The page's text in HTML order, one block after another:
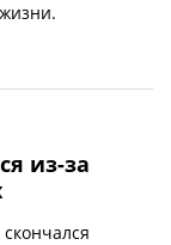
из-за